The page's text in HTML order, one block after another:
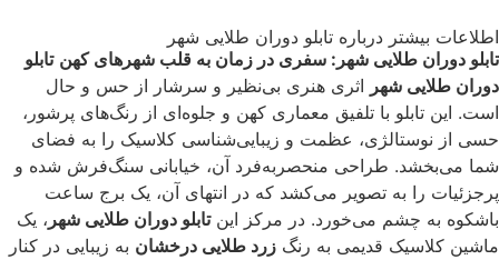
اطلاعات بیشتر درباره تابلو دوران طلایی شهر
تابلو دوران طلایی شهر: سفری در زمان به قلب شهرهای کهن تابلو
دوران طلایی شهر اثری هنری بی‌نظیر و سرشار از حس و حال
است. این تابلو با تلفیق معماری کهن و جلوه‌ای از رنگ‌های پرشور،
حسی از نوستالژی، عظمت و زیبایی‌شناسی کلاسیک را به فضای
شما می‌بخشد. طراحی منحصربه‌فرد آن، خیابانی سنگ‌فرش شده و
پرجزئیات را به تصویر می‌کشد که در انتهای آن، یک برج ساعت
باشکوه به چشم می‌خورد. در مرکز اینتابلو دوران طلایی شهر ، یک
ماشین کلاسیک قدیمی به رنگ زرد طلایی درخشان به زیبایی در کنار